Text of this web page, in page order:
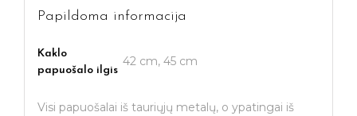
Papildoma informacija
Kaklo
papuošalo ilgis
42 cm, 45 cm
Visi papuošalai iš tauriųjų metalų, o ypatingai iš